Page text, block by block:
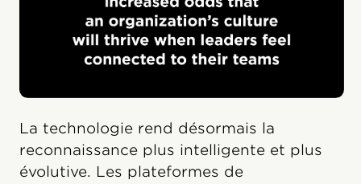
La technologie rend désormais la
reconnaissance plus intelligente et plus
évolutive. Les plateformes de